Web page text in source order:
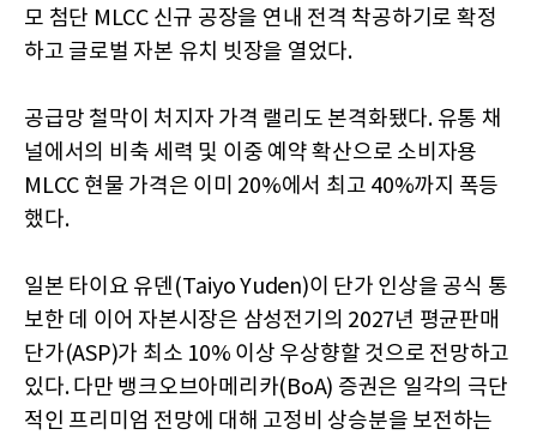
모 첨단 MLCC 신규 공장을 연내 전격 착공하기로 확정
하고 글로벌 자본 유치 빗장을 열었다.
공급망 철막이 처지자 가격 랠리도 본격화됐다. 유통 채
널에서의 비축 세력 및 이중 예약 확산으로 소비자용
MLCC 현물 가격은 이미 20%에서 최고 40%까지 폭등
했다.
일본 타이요 유덴(Taiyo Yuden)이 단가 인상을 공식 통
보한 데 이어 자본시장은 삼성전기의 2027년 평균판매
단가(ASP)가 최소 10% 이상 우상향할 것으로 전망하고
있다. 다만 뱅크오브아메리카(BoA) 증권은 일각의 극단
적인 프리미엄 전망에 대해 고정비 상승분을 보전하는